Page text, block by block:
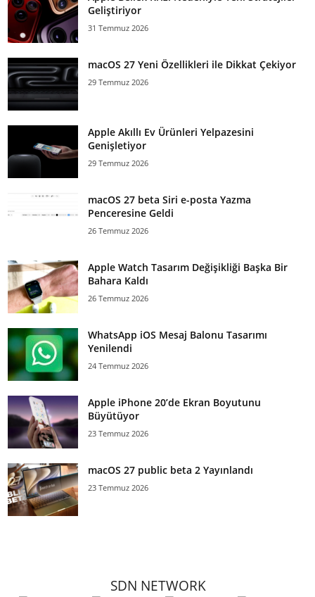
Geliştiriyor
31 Temmuz 2026
macOS 27 Yeni Özellikleri ile Dikkat Çekiyor
29 Temmuz 2026
Apple Akıllı Ev Ürünleri Yelpazesini
Genişletiyor
29 Temmuz 2026
macOS 27 beta Siri e-posta Yazma
Penceresine Geldi
26 Temmuz 2026
Apple Watch Tasarım Değişikliği Başka Bir
Bahara Kaldı
26 Temmuz 2026
WhatsApp iOS Mesaj Balonu Tasarımı
Yenilendi
24 Temmuz 2026
Apple iPhone 20’de Ekran Boyutunu
Büyütüyor
23 Temmuz 2026
macOS 27 public beta 2 Yayınlandı
23 Temmuz 2026
SDN NETWORK